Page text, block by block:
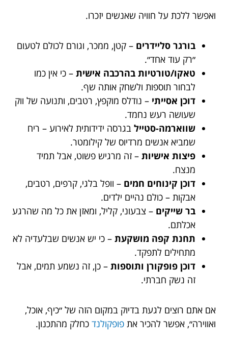
ואפשר ללכת על חוויה שאנשים יזכרו.
בורגר סליידרים – קטן, ממכר, וגורם לכולם לטעום
״רק עוד אחד״.
טאקו/טורטיות בהרכבה אישית – כי אין כמו
לבחור תוספות ולשחק אותה שף.
דוכן אסייתי – נודלס מוקפץ, רטבים, ותנועה של ווק
שעושה רעש נחמד.
שווארמה-סטייל בגרסה ידידותית לאירוע – ריח
שמביא אנשים מרדיוס של קילומטר.
פיצות אישיות – זה מרגיש פשוט, אבל תמיד
מנצח.
דוכן קינוחים חמים – וופל בלגי, קרפים, רטבים,
אבקות – כולם נהיים ילדים.
בר שייקים – צבעוני, קליל, ומאזן את כל מה שהרגע
אכלתם.
תחנת קפה מושקעת – כי יש אנשים שבלעדיה לא
מתחילים לתפקד.
דוכן פופקורן ותוספות – כן, זה נשמע תמים, אבל
זה נשק חברתי.
אם אתם רוצים לגעת בדיוק במקום הזה של ״כיף, אוכל,
ואווירה״, אפשר להכיר את פופקולנד כחלק מהתכנון.